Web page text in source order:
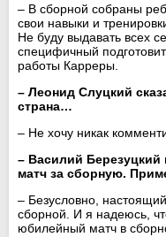
– В сборной собраны
свои навыки и
Не буду выдавать всех
специфичный
работы Карреры.
– Леонид Слуцкий
страна…
– Не хочу никак
– Василий Березуцкий
матч за сборную.
– Безусловно,
сборной. И я надеюсь,
юбилейный матч в